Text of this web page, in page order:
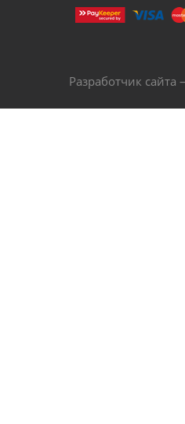
Разработчик сайта